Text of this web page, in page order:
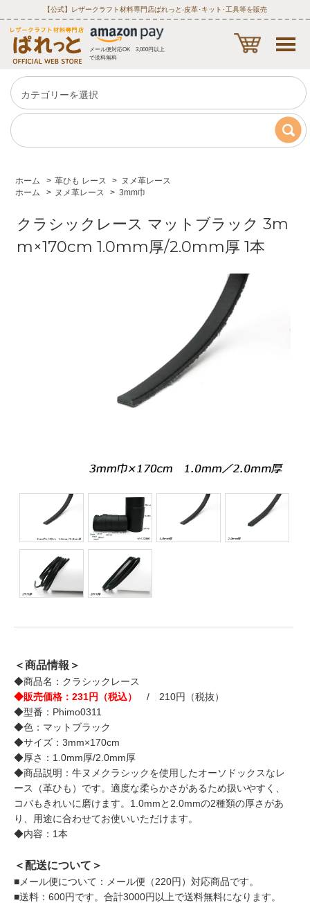
【公式】レザークラフト材料専門店ぱれっと‐皮革･キット･工具等を販売
メール便対応OK 3,000円以上
で送料無料
ホーム > 革ひも レース > ヌメ革レース
ホーム
> ヌメ革レース > 3mm巾
クラシックレース マットブラック 3m
m×170cm 1.0mm厚/2.0mm厚 1本
＜商品情報＞
◆商品名：クラシックレース
◆販売価格：231円（税込）
/ 210円（税抜）
◆型番：Phimo0311
◆色：マットブラック
◆サイズ：3mm×170cm
◆厚さ：1.0mm厚/2.0mm厚
◆商品説明：牛ヌメクラシックを使用したオーソドックスなレ
ース（革ひも）です。適度な柔らかさがあるため扱いやすく、
コバもきれいに磨けます。1.0mmと2.0mmの2種類の厚さがあ
り、用途に合わせてお使いいただけます。
◆内容：1本
＜配送について＞
■メール便について：メール便（220円）対応商品です。
■送料：600円です。合計3000円以上で送料無料になります。